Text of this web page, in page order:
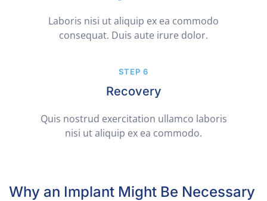
Laboris nisi ut aliquip ex ea commodo
consequat. Duis aute irure dolor.
STEP 6
Recovery
Quis nostrud exercitation ullamco laboris
nisi ut aliquip ex ea commodo.
Why an Implant Might Be Necessary